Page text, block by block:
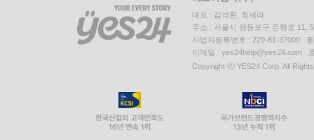
대표 : 김석환, 최세라
주소 : 서울시 영등포구 은행로 11,
사업자등록번호 : 229-81-37000
이메일 : yes24help@yes24.com
Copyright ⓒ YES24 Corp. All